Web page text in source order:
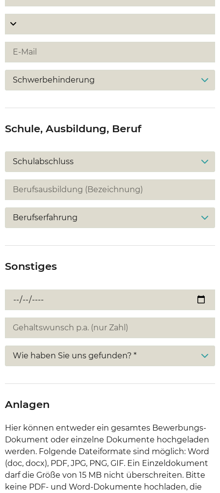
Schwerbehinderung
Schule, Ausbildung, Beruf
Schulabschluss
Berufserfahrung
Sonstiges
Wie haben Sie uns gefunden? *
Anlagen
Hier können entweder ein gesamtes Bewerbungs-
Dokument oder einzelne Dokumente hochgeladen
werden. Folgende Dateiformate sind möglich: Word
(doc, docx), PDF, JPG, PNG, GIF. Ein Einzeldokument
darf die Größe von 15 MB nicht überschreiten. Bitte
keine PDF- und Word-Dokumente hochladen, die